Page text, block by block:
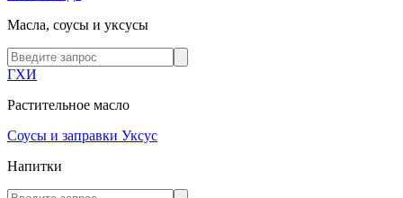
Масла, соусы и уксусы
ГХИ
Растительное масло
Соусы и заправки Уксус
Напитки